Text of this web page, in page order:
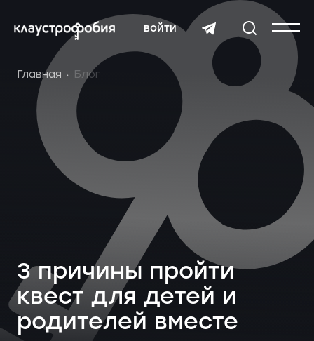
войти
Главная Блог
3 причины пройти
квест для детей и
родителей вместе